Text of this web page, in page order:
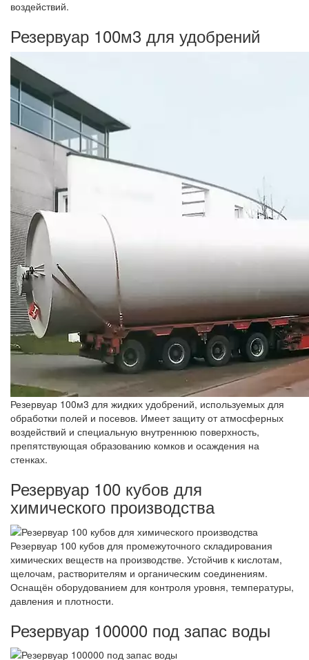
воздействий.
Резервуар 100м3 для удобрений
Резервуар 100м3 для жидких удобрений, используемых для
обработки полей и посевов. Имеет защиту от атмосферных
воздействий и специальную внутреннюю поверхность,
препятствующая образованию комков и осаждения на
стенках.
Резервуар 100 кубов для
химического производства
Резервуар 100 кубов для промежуточного складирования
химических веществ на производстве. Устойчив к кислотам,
щелочам, растворителям и органическим соединениям.
Оснащён оборудованием для контроля уровня, температуры,
давления и плотности.
Резервуар 100000 под запас воды